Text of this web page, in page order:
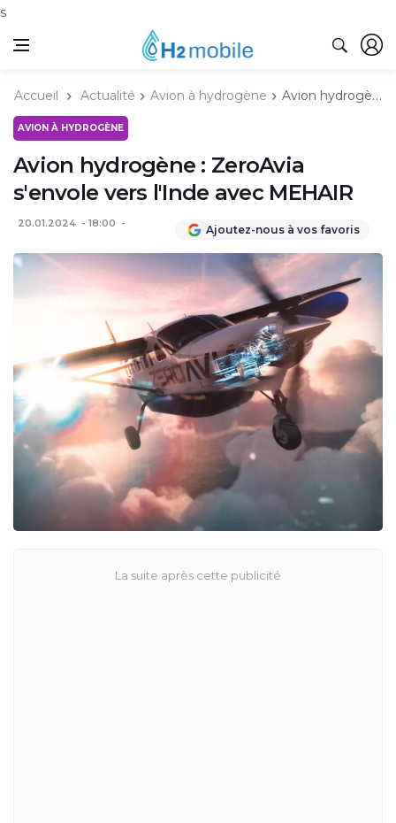
s
Accueil Actualité Avion à hydrogène Avion hydrogène : ZeroAvia s'envole vers l'Inde avec MEHAIR
AVION À HYDROGÈNE
Avion hydrogène : ZeroAvia
s'envole vers l'Inde avec MEHAIR
20.01.2024 18:00 Ajoutez-nous à vos favoris